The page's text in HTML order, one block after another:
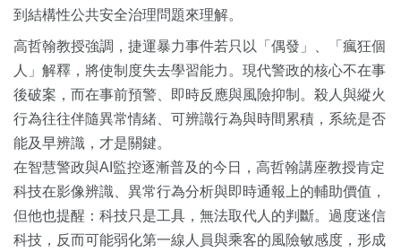
到結構性公共安全治理問題來理解。
高哲翰教授強調，捷運暴力事件若只以「偶發」、「瘋狂個
人」解釋，將使制度失去學習能力。現代警政的核心不在事
後破案，而在事前預警、即時反應與風險抑制。殺人與縱火
行為往往伴隨異常情緒、可辨識行為與時間累積，系統是否
能及早辨識，才是關鍵。
在智慧警政與AI監控逐漸普及的今日，高哲翰講座教授肯定
科技在影像辨識、異常行為分析與即時通報上的輔助價值，
但他也提醒：科技只是工具，無法取代人的判斷。過度迷信
科技，反而可能弱化第一線人員與乘客的風險敏感度，形成